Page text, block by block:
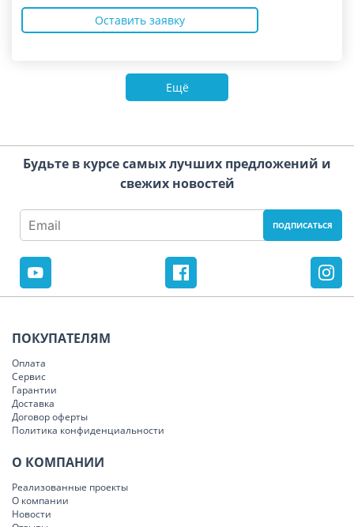
Оставить заявку
Ещё
Будьте в курсе самых лучших предложений и
свежих новостей
ПОКУПАТЕЛЯМ
Оплата
Сервис
Гарантии
Доставка
Договор оферты
Политика конфиденциальности
О КОМПАНИИ
Реализованные проекты
О компании
Новости